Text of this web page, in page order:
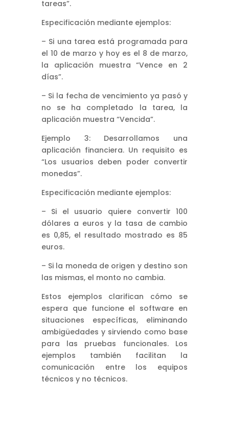
tareas”.
Especificación mediante ejemplos:
– Si una tarea está programada para
el 10 de marzo y hoy es el 8 de marzo,
la aplicación muestra “Vence en 2
días”.
– Si la fecha de vencimiento ya pasó y
no se ha completado la tarea, la
aplicación muestra “Vencida”.
Ejemplo 3: Desarrollamos una
aplicación financiera. Un requisito es
“Los usuarios deben poder convertir
monedas”.
Especificación mediante ejemplos:
– Si el usuario quiere convertir 100
dólares a euros y la tasa de cambio
es 0,85, el resultado mostrado es 85
euros.
– Si la moneda de origen y destino son
las mismas, el monto no cambia.
Estos ejemplos clarifican cómo se
espera que funcione el software en
situaciones específicas, eliminando
ambigüedades y sirviendo como base
para las pruebas funcionales. Los
ejemplos también facilitan la
comunicación entre los equipos
técnicos y no técnicos.